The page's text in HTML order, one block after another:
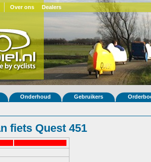
Over ons Dealers
Onderhoud Gebruikers
fiets Quest 451